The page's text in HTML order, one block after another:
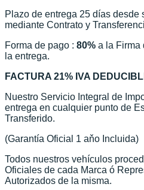
Plazo de entrega 25 días desde
mediante Contrato y
Forma de pago : 80% a la Firma
la entrega.
FACTURA 21% IVA
Nuestro Servicio Integral de
entrega en cualquier punto de
Transferido.
(Garantía Oficial 1 aňo Incluida)
Todos nuestros vehículos
Oficiales de cada Marca ó
Autorizados de la misma.